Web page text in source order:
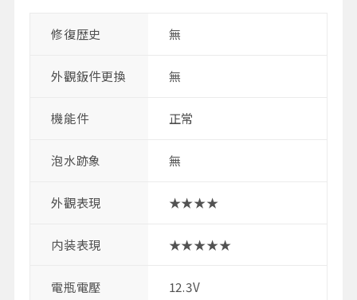
修復歴史 無
外觀鈑件更換 無
機能件 正常
泡水跡象 無
外觀表現 ★★★★
内装表現 ★★★★★
電瓶電壓 12.3V